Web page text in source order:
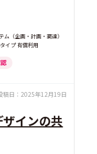
（企画・計画・調達）
イプ 有償利用
稿日： 2025年12月19日
インの共